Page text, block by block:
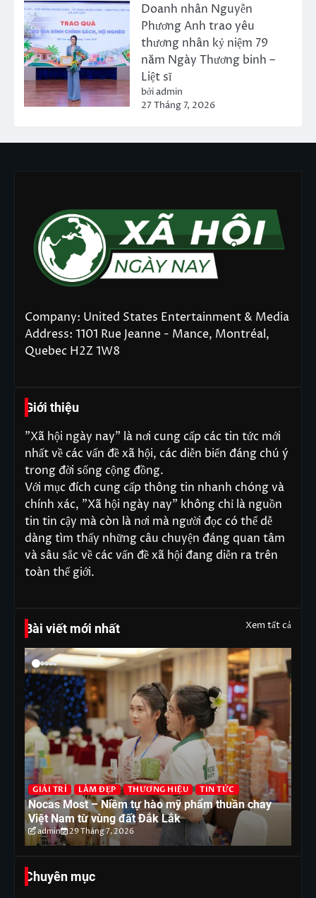
Doanh nhân Nguyễn
Phương Anh trao yêu
thương nhân kỷ niệm 79
năm Ngày Thương binh –
Liệt sĩ
bởi admin
27 Tháng 7, 2026
Company: United States Entertainment & Media
Address: 1101 Rue Jeanne - Mance, Montréal,
Quebec H2Z 1W8
Giới thiệu
"Xã hội ngày nay" là nơi cung cấp các tin tức mới
nhất về các vấn đề xã hội, các diễn biến đáng chú ý
trong đời sống cộng đồng.
Với mục đích cung cấp thông tin nhanh chóng và
chính xác, "Xã hội ngày nay" không chỉ là nguồn
tin tin cậy mà còn là nơi mà người đọc có thể dễ
dàng tìm thấy những câu chuyện đáng quan tâm
và sâu sắc về các vấn đề xã hội đang diễn ra trên
toàn thế giới.
Bài viết mới nhất Xem tất cả
GIẢI TRÍ LÀM ĐẸP THƯƠNG HIỆU TIN TỨC
Nocas Most – Niềm tự hào mỹ phẩm thuần chay
Việt Nam từ vùng đất Đắk Lắk
admin 29 Tháng 7, 2026
Chuyên mục